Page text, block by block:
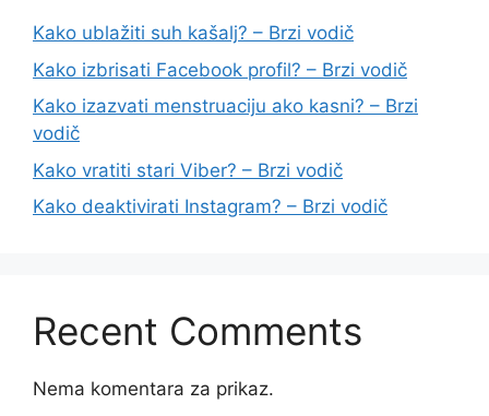
Kako ublažiti suh kašalj? – Brzi vodič
Kako izbrisati Facebook profil? – Brzi vodič
Kako izazvati menstruaciju ako kasni? – Brzi
vodič
Kako vratiti stari Viber? – Brzi vodič
Kako deaktivirati Instagram? – Brzi vodič
Recent Comments
Nema komentara za prikaz.